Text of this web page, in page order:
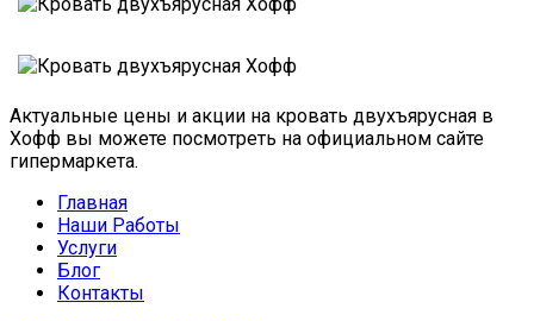
Актуальные цены и акции на кровать двухъярусная в
Хофф вы можете посмотреть на официальном сайте
гипермаркета.
Главная
Наши Работы
Услуги
Блог
Контакты